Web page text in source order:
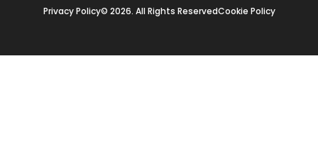
Privacy Policy© 2026. All Rights ReservedCookie Policy